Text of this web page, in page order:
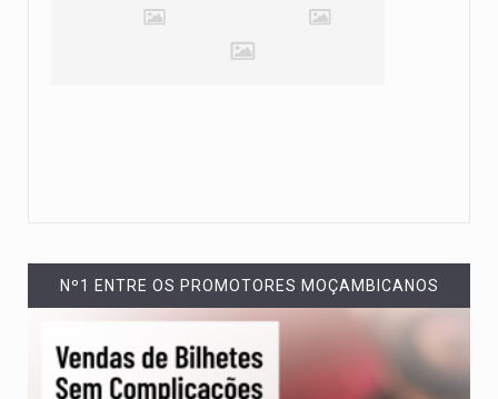
Nº1 ENTRE OS PROMOTORES MOÇAMBICANOS